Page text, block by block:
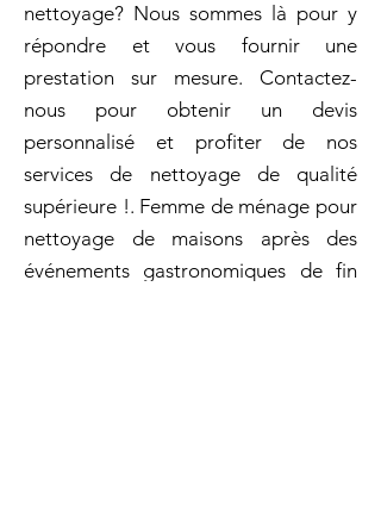
nettoyage? Nous sommes là pour y
répondre et vous fournir une
prestation sur mesure. Contactez-
nous pour obtenir un devis
personnalisé et profiter de nos
services de nettoyage de qualité
supérieure !. Femme de ménage pour
nettoyage de maisons après des
événements gastronomiques de fin